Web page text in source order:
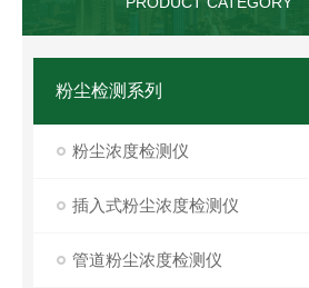
粉尘检测系列
粉尘浓度检测仪
插入式粉尘浓度检测仪
管道粉尘浓度检测仪